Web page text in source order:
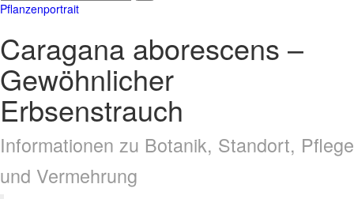
Pflanzenportrait
Caragana aborescens –
Gewöhnlicher
Erbsenstrauch
Informationen zu Botanik, Standort, Pflege
und Vermehrung